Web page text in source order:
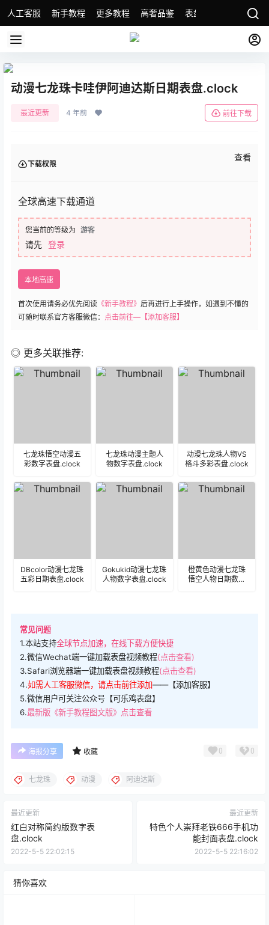
人工客服 新手教程 更多教程 高奢品鉴 表盘精选 名表故事
动漫七龙珠卡哇伊阿迪达斯日期表盘.clock
最近更新 4 年前 前往下载
下载权限
查看
全球高速下载通道
您当前的等级为 游客
请先 登录
本地高速
首次使用请务必优先阅读 《新手教程》 后再进行上手操作，如遇到不懂的
可随时联系官方客服微信： 点击前往—【添加客服】
◎ 更多关联推荐:
七龙珠悟空动漫五
彩数字表盘.clock
七龙珠动漫主题人
物数字表盘.clock
动漫七龙珠人物VS
格斗多彩表盘.clock
DBcolor动漫七龙珠
五彩日期表盘.clock
Gokukid动漫七龙珠
人物数字表盘.clock
橙黄色动漫七龙珠
悟空人物日期数字
常见问题
1.本站支持全球节点加速，在线下载方便快捷
2.微信Wechat端一键加载表盘视频教程(点击查看)
3.Safari浏览器端一键加载表盘视频教程(点击查看)
4.如需人工客服微信，请点击前往添加——【添加客服】
5.微信用户可关注公众号【可乐鸡表盘】
6.最新版《新手教程图文版》点击查看
海报分享 收藏 0 0
七龙珠 动漫 阿迪达斯
最近更新
红白对称简约版数字表
盘.clock
2022-5-5 22:02:15
最近更新
特色个人崇拜老铁666手机功
能封面表盘.clock
2022-5-5 22:16:02
猜你喜欢